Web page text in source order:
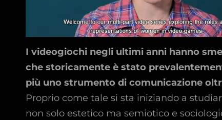
I videogiochi negli ultimi anni hanno
che storicamente è stato
più uno strumento di comunicazione
Proprio come tale si sta iniziando a
non solo estetico ma semiotico e